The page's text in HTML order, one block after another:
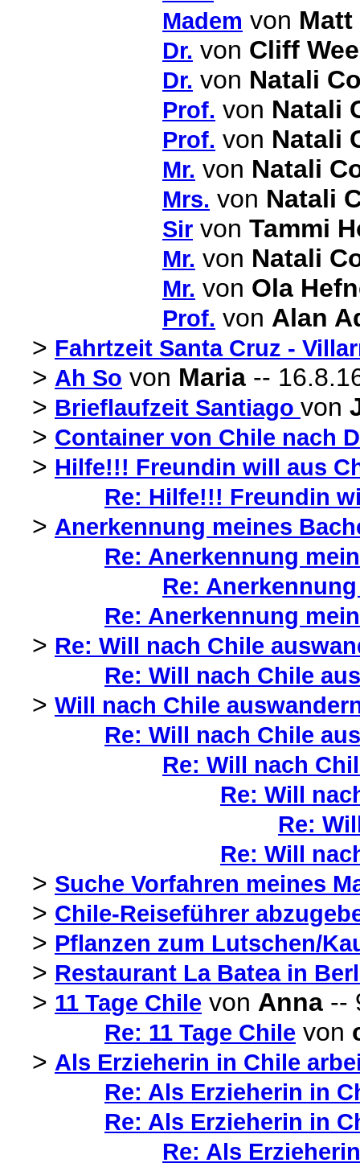
Madem von Matt
Dr. von Cliff
Dr. von Natali
Prof. von Natali
Prof. von Natali
Mr. von Natali
Mrs. von Natali
Sir von Tammi
Mr. von Natali
Mr. von Ola
Prof. von Alan
> Fahrtzeit Santa Cruz -
> Ah So von Maria --
> Brieflaufzeit Santiago von
> Container von Chile nach
> Hilfe!!! Freundin will aus
Re: Hilfe!!! Freundin
> Anerkennung meines
Re: Anerkennung
Re:
Re: Anerkennung
> Re: Will nach Chile
Re: Will nach Chile
> Will nach Chile
Re: Will nach Chile
Re: Will nach
Re: Will
Re:
Re: Will
> Suche Vorfahren meines
> Chile-Reiseführer
> Pflanzen zum Lutschen/
> Restaurant La Batea in
> 11 Tage Chile von Anna --
Re: 11 Tage Chile von
> Als Erzieherin in Chile
Re: Als Erzieherin in
Re: Als Erzieherin in
Re: Als